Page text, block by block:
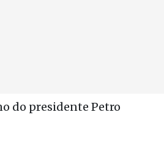
do presidente Petro